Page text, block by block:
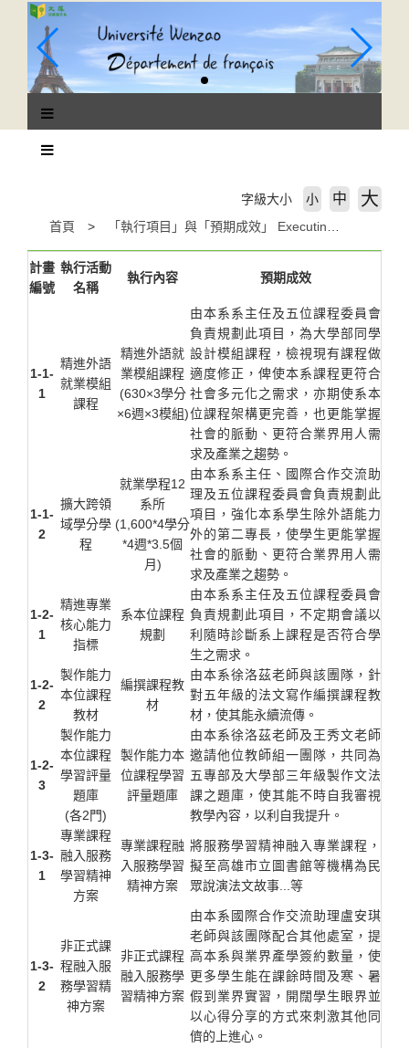
區
首頁
字級大小 小 中 大
計畫
編號
執行活動
名稱
執行內容 預期成效
1-1-
1
精進外語
就業模組
課程
精進外語就
業模組課程
(630×3學分
×6週×3模組)
由本系系主任及五位課程委員會
負責規劃此項目，為大學部同學
設計模組課程，檢視現有課程做
適度修正，俾使本系課程更符合
社會多元化之需求，亦期使系本
位課程架構更完善，也更能掌握
社會的脈動、更符合業界用人需
求及產業之趨勢。
1-1-
2
擴大跨領
域學分學
程
就業學程12
系所
(1,600*4學分
*4週*3.5個
月)
由本系系主任、國際合作交流助
理及五位課程委員會負責規劃此
項目，強化本系學生除外語能力
外的第二專長，使學生更能掌握
社會的脈動、更符合業界用人需
求及產業之趨勢。
1-2-
1
精進專業
核心能力
指標
系本位課程
規劃
由本系系主任及五位課程委員會
負責規劃此項目，不定期會議以
利隨時診斷系上課程是否符合學
生之需求。
1-2-
2
製作能力
本位課程
教材
編撰課程教
材
由本系徐洛茲老師與該團隊，針
對五年級的法文寫作編撰課程教
材，使其能永續流傳。
1-2-
3
製作能力
本位課程
學習評量
題庫
(各2門)
製作能力本
位課程學習
評量題庫
由本系徐洛茲老師及王秀文老師
邀請他位教師組一團隊，共同為
五專部及大學部三年級製作文法
課之題庫，使其能不時自我審視
教學內容，以利自我提升。
1-3-
1
專業課程
融入服務
學習精神
方案
專業課程融
入服務學習
精神方案
將服務學習精神融入專業課程，
擬至高雄市立圖書館等機構為民
眾說演法文故事...等
1-3-
2
非正式課
程融入服
務學習精
神方案
非正式課程
融入服務學
習精神方案
由本系國際合作交流助理盧安琪
老師與該團隊配合其他處室，提
高本系與業界產學簽約數量，使
更多學生能在課餘時間及寒、暑
假到業界實習，開闊學生眼界並
以心得分享的方式來刺激其他同
儕的上進心。